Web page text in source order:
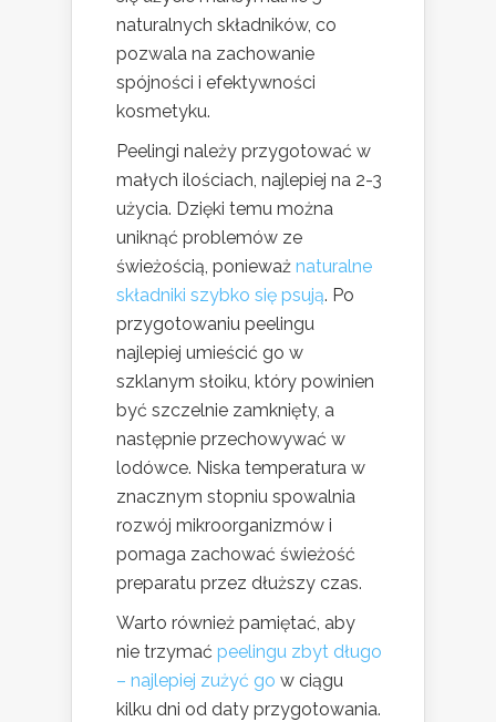
naturalnych składników, co
pozwala na zachowanie
spójności i efektywności
kosmetyku.
Peelingi należy przygotować w
małych ilościach, najlepiej na 2-3
użycia. Dzięki temu można
uniknąć problemów ze
świeżością, ponieważ naturalne
składniki szybko się psują. Po
przygotowaniu peelingu
najlepiej umieścić go w
szklanym słoiku, który powinien
być szczelnie zamknięty, a
następnie przechowywać w
lodówce. Niska temperatura w
znacznym stopniu spowalnia
rozwój mikroorganizmów i
pomaga zachować świeżość
preparatu przez dłuższy czas.
Warto również pamiętać, aby
nie trzymać peelingu zbyt długo
– najlepiej zużyć go w ciągu
kilku dni od daty przygotowania.